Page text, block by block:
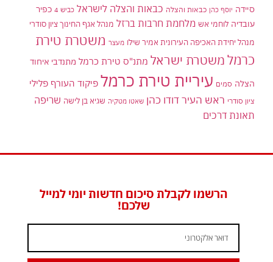
סיידה יוסף כהן כבאות והצלה כבאות והצלה לישראל כביש 4
כפיר
עובדיה לוחמי אש מלחמת חרבות ברזל מנהל אגף החינוך ציון סודרי
מנהל יחידת האכיפה העירונית אמיר שילו מעצר משטרת טירת
כרמלמשטרת ישראל מתנ"ס טירת כרמל מתנדבי איחוד
הצלה סמים עיריית טירת כרמל פיקוד העורף פלילי
ציון סודרי ראש העיר דודו כהן שאטו מטקיה שגיא בן לישה שריפה
תאונת דרכים
הרשמו לקבלת סיכום חדשות יומי למייל
שלכם!